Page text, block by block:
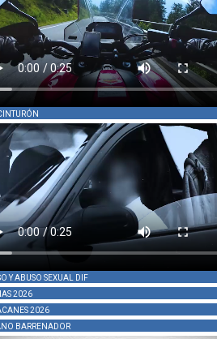
Y ABUSO SEXUAL DIF
2026
2026
BARRENADOR